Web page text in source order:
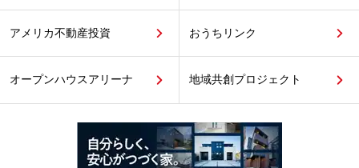
アメリカ不動産投資 おうちリンク
オープンハウスアリーナ 地域共創プロジェクト